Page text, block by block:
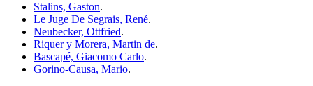
Stalins, Gaston.
Le Juge De Segrais, René.
Neubecker, Ottfried.
Riquer y Morera, Martin de.
Bascapé, Giacomo Carlo.
Gorino-Causa, Mario.